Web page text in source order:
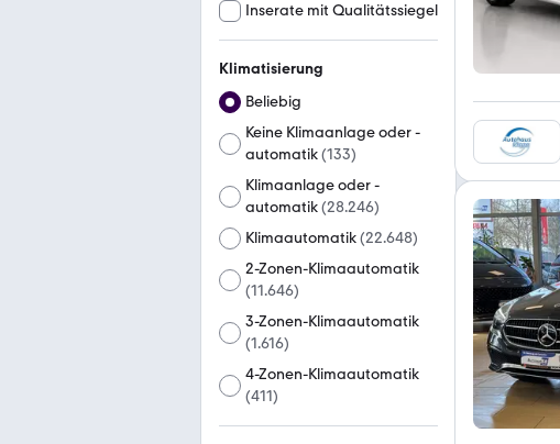
Inserate mit Qualitätssiegel
Klimatisierung
Beliebig
Keine Klimaanlage oder -
automatik(133)
Klimaanlage oder -
automatik(28.246)
Klimaautomatik(22.648)
2-Zonen-Klimaautomatik
(11.646)
3-Zonen-Klimaautomatik
(1.616)
4-Zonen-Klimaautomatik
(411)